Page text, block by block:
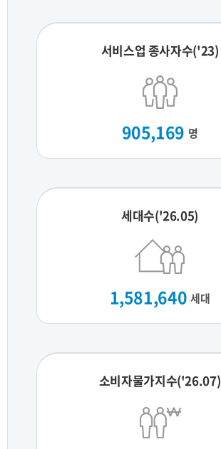
서비스업 종사자수('23)
905,169 명
세대수('26.05)
1,581,640 세대
소비자물가지수('26.07)